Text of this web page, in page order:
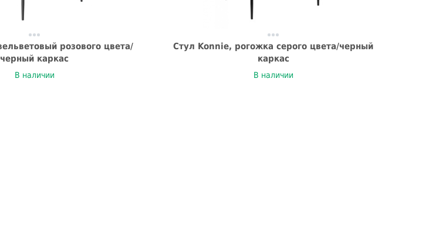
розового цвета/
черный каркас
В наличии
Стул Konnie, рогожка серого цвета/черный
каркас
В наличии